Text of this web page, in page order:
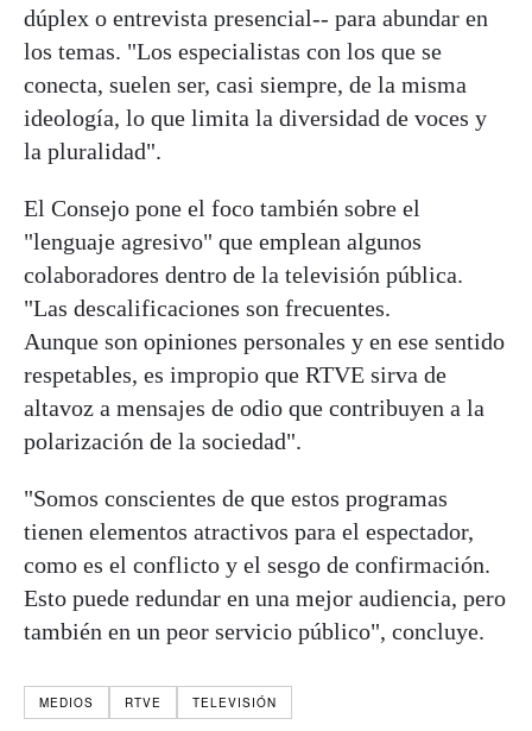
dúplex o entrevista presencial-- para abundar en
los temas. "Los especialistas con los que se
conecta, suelen ser, casi siempre, de la misma
ideología, lo que limita la diversidad de voces y
la pluralidad".
El Consejo pone el foco también sobre el
"lenguaje agresivo" que emplean algunos
colaboradores dentro de la televisión pública.
"Las descalificaciones son frecuentes.
Aunque son opiniones personales y en ese sentido
respetables, es impropio que RTVE sirva de
altavoz a mensajes de odio que contribuyen a la
polarización de la sociedad".
"Somos conscientes de que estos programas
tienen elementos atractivos para el espectador,
como es el conflicto y el sesgo de confirmación.
Esto puede redundar en una mejor audiencia, pero
también en un peor servicio público", concluye.
MEDIOS RTVE TELEVISIÓN